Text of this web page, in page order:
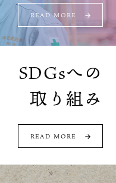
READ MORE
SDGsへの
取り組み
READ MORE